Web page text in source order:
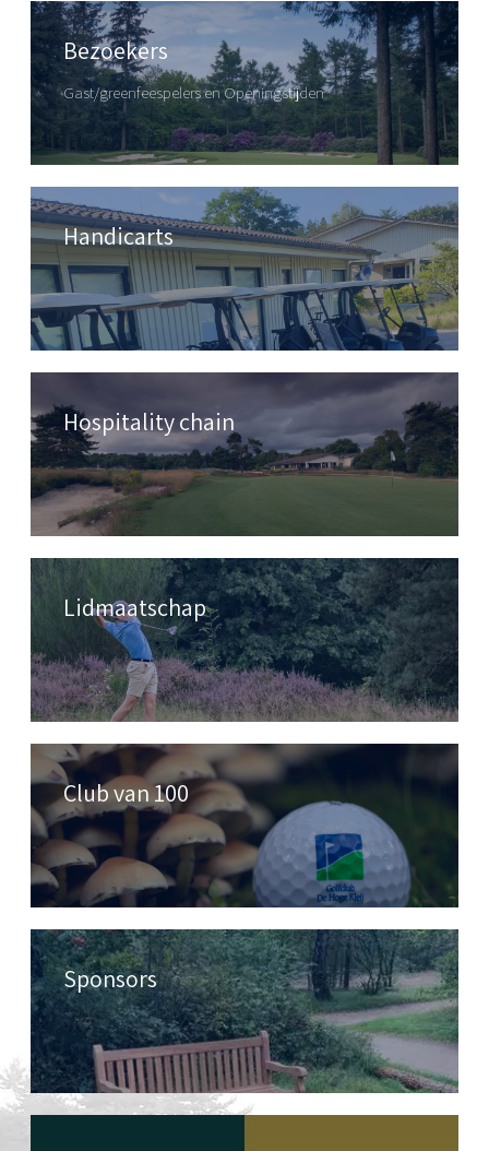
Bezoekers
Gast/greenfeespelers en Openingstijden
Handicarts
Hospitality chain
Lidmaatschap
Club van 100
Sponsors